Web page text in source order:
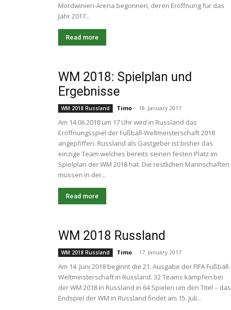
Mordwinien-Arena begonnen, deren Eröffnung für das
Jahr 2017...
Read more
WM 2018: Spielplan und
Ergebnisse
WM 2018 Russland Timo - 18. January 2017
Am 14.06.2018 um 17 Uhr wird in Russland das
Eröffnungsspiel der Fußball-Weltmeisterschaft 2018
angepfiffen. Russland als Gastgeber ist bisher das
einzige Team welches bereits seinen festen Platz im
Spielplan der WM 2018 hat. Die restlichen Mannschaften
müssen in der...
Read more
WM 2018 Russland
WM 2018 Russland Timo - 17. January 2017
Am 14. Juni 2018 beginnt die 21. Ausgabe der FIFA Fußball-
Weltmeisterschaft in Russland. 32 Teams kämpfen bei
der WM 2018 in Russland in 64 Spielen um den Titel – das
Endspiel der WM in Russland findet am 15. Juli...